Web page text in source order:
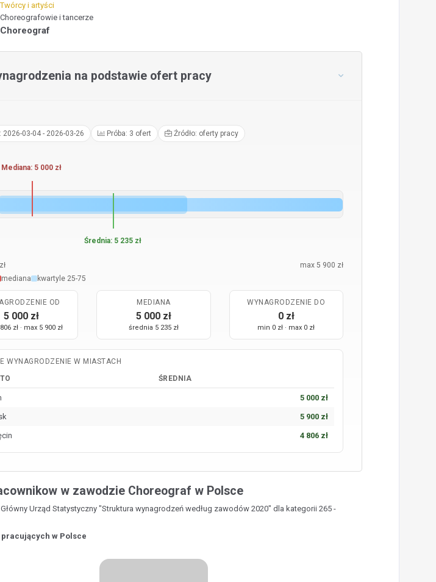
Twórcy i artyści
Choreografowie i tancerze
Choreograf
na podstawie ofert pracy
2026-03-04 - 2026-03-26 Próba: 3 ofert Źródło: oferty pracy
Mediana: 5 000 zł
Średnia: 5 235 zł
max 5 900 zł
mediana kwartyle 25-75
OD
5 000 zł
zł · max 5 900 zł
MEDIANA
5 000 zł
średnia 5 235 zł
WYNAGRODZENIE DO
0 zł
min 0 zł · max 0 zł
WYNAGRODZENIE W MIASTACH
ŚREDNIA
5 000 zł
5 900 zł
4 806 zł
w zawodzie Choreograf w Polsce
Urząd Statystyczny "Struktura wynagrodzeń według zawodów 2020" dla kategorii 265 -
w Polsce